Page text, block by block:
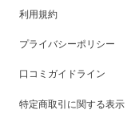
利用規約
プライバシーポリシー
口コミガイドライン
特定商取引に関する表示